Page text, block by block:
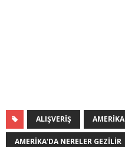
ALIŞVERIŞ AMERIKA
AMERIKA'DA NERELER GEZILIR